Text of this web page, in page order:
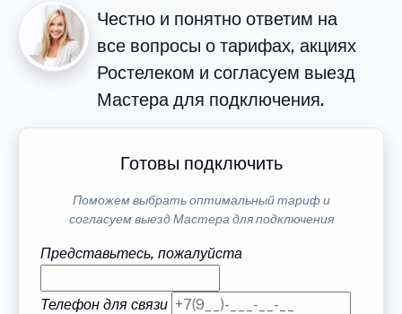
Честно и понятно ответим на
все вопросы о тарифах, акциях
Ростелеком и согласуем выезд
Мастера для подключения.
Готовы подключить
Поможем выбрать оптимальный тариф и
согласуем выезд Мастера для подключения
Представьтесь, пожалуйста
Телефон для связи